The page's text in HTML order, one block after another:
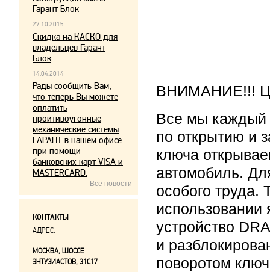
ВНИМАНИЕ!!!
Все мы каждый
по открытию и
ключа
автомобиль.
особого
использовании
устройство
и
поворотом
Гарант Блок
27.10.2015
Скидка на КАСКО для
владельцев Гарант
Блок
14.04.2014
Рады сообщить Вам,
что теперь Вы можете
оплатить
проитивоугонные
механические системы
ГАРАНТ в нашем офисе
при помощи
банковских карт VISA и
MASTERCARD.
Все новости
КОНТАКТЫ
АДРЕС:
МОСКВА, ШОССЕ
ЭНТУЗИАСТОВ, 31С17